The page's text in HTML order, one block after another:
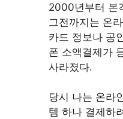
2000년부터 본
그전까지는 온
카드 정보나 공
폰 소액결제가
사라졌다.
당시 나는 온라
템 하나 결제하